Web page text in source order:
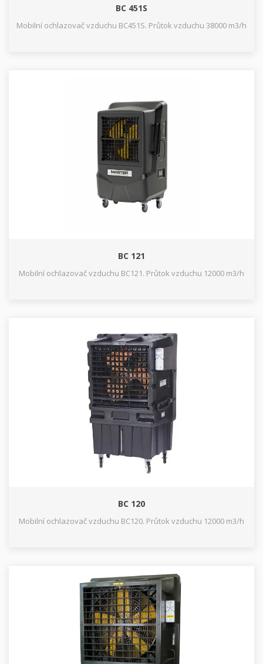
BC 451S
Mobilní ochlazovač vzduchu BC451S. Průtok vzduchu 38000 m3/h
BC 121
Mobilní ochlazovač vzduchu BC121. Průtok vzduchu 12000 m3/h
BC 120
Mobilní ochlazovač vzduchu BC120. Průtok vzduchu 12000 m3/h